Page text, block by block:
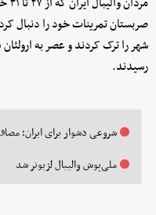
صربستان تمرینات خود را دنبال
شهر را ترک کردند و عصر به
رسیدند.
شروعی دشوار برای ایران؛
ملی‌پوش والیبال لژیونر شد